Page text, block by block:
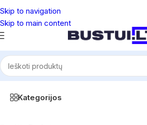
Skip to navigation
Skip to main content
Kategorijos